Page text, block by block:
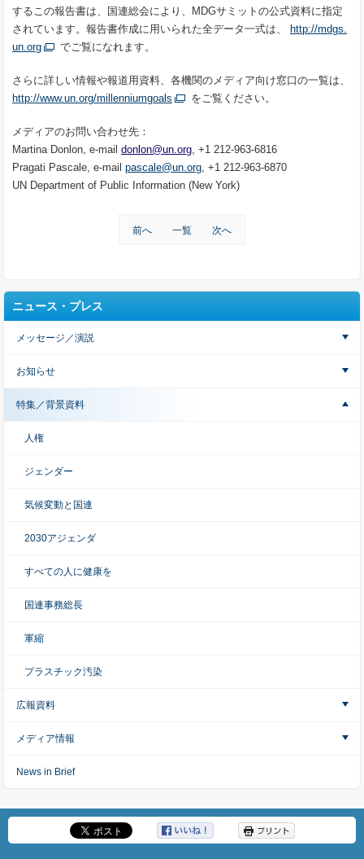
するこの報告書は、国連総会により、MDGサミットの公式資料に指定
されています。報告書作成に用いられた全データ一式は、
http://mdgs.
un.org
でご覧になれます。
さらに詳しい情報や報道用資料、各機関のメディア向け窓口の一覧は、
http://www.un.org/millenniumgoals
をご覧ください。
メディアのお問い合わせ先：
Martina Donlon, e-mail donlon@un.org, +1 212-963-6816
Pragati Pascale, e-mail pascale@un.org, +1 212-963-6870
UN Department of Public Information (New York)
前へ 一覧 次へ
ニュース・プレス
メッセージ／演説
お知らせ
特集／背景資料
人権
ジェンダー
気候変動と国連
2030アジェンダ
すべての人に健康を
国連事務総長
軍縮
プラスチック汚染
広報資料
メディア情報
News in Brief